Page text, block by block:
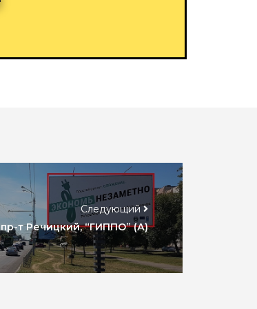
Следующий
пр-т Речицкий, “ГИППО” (А)